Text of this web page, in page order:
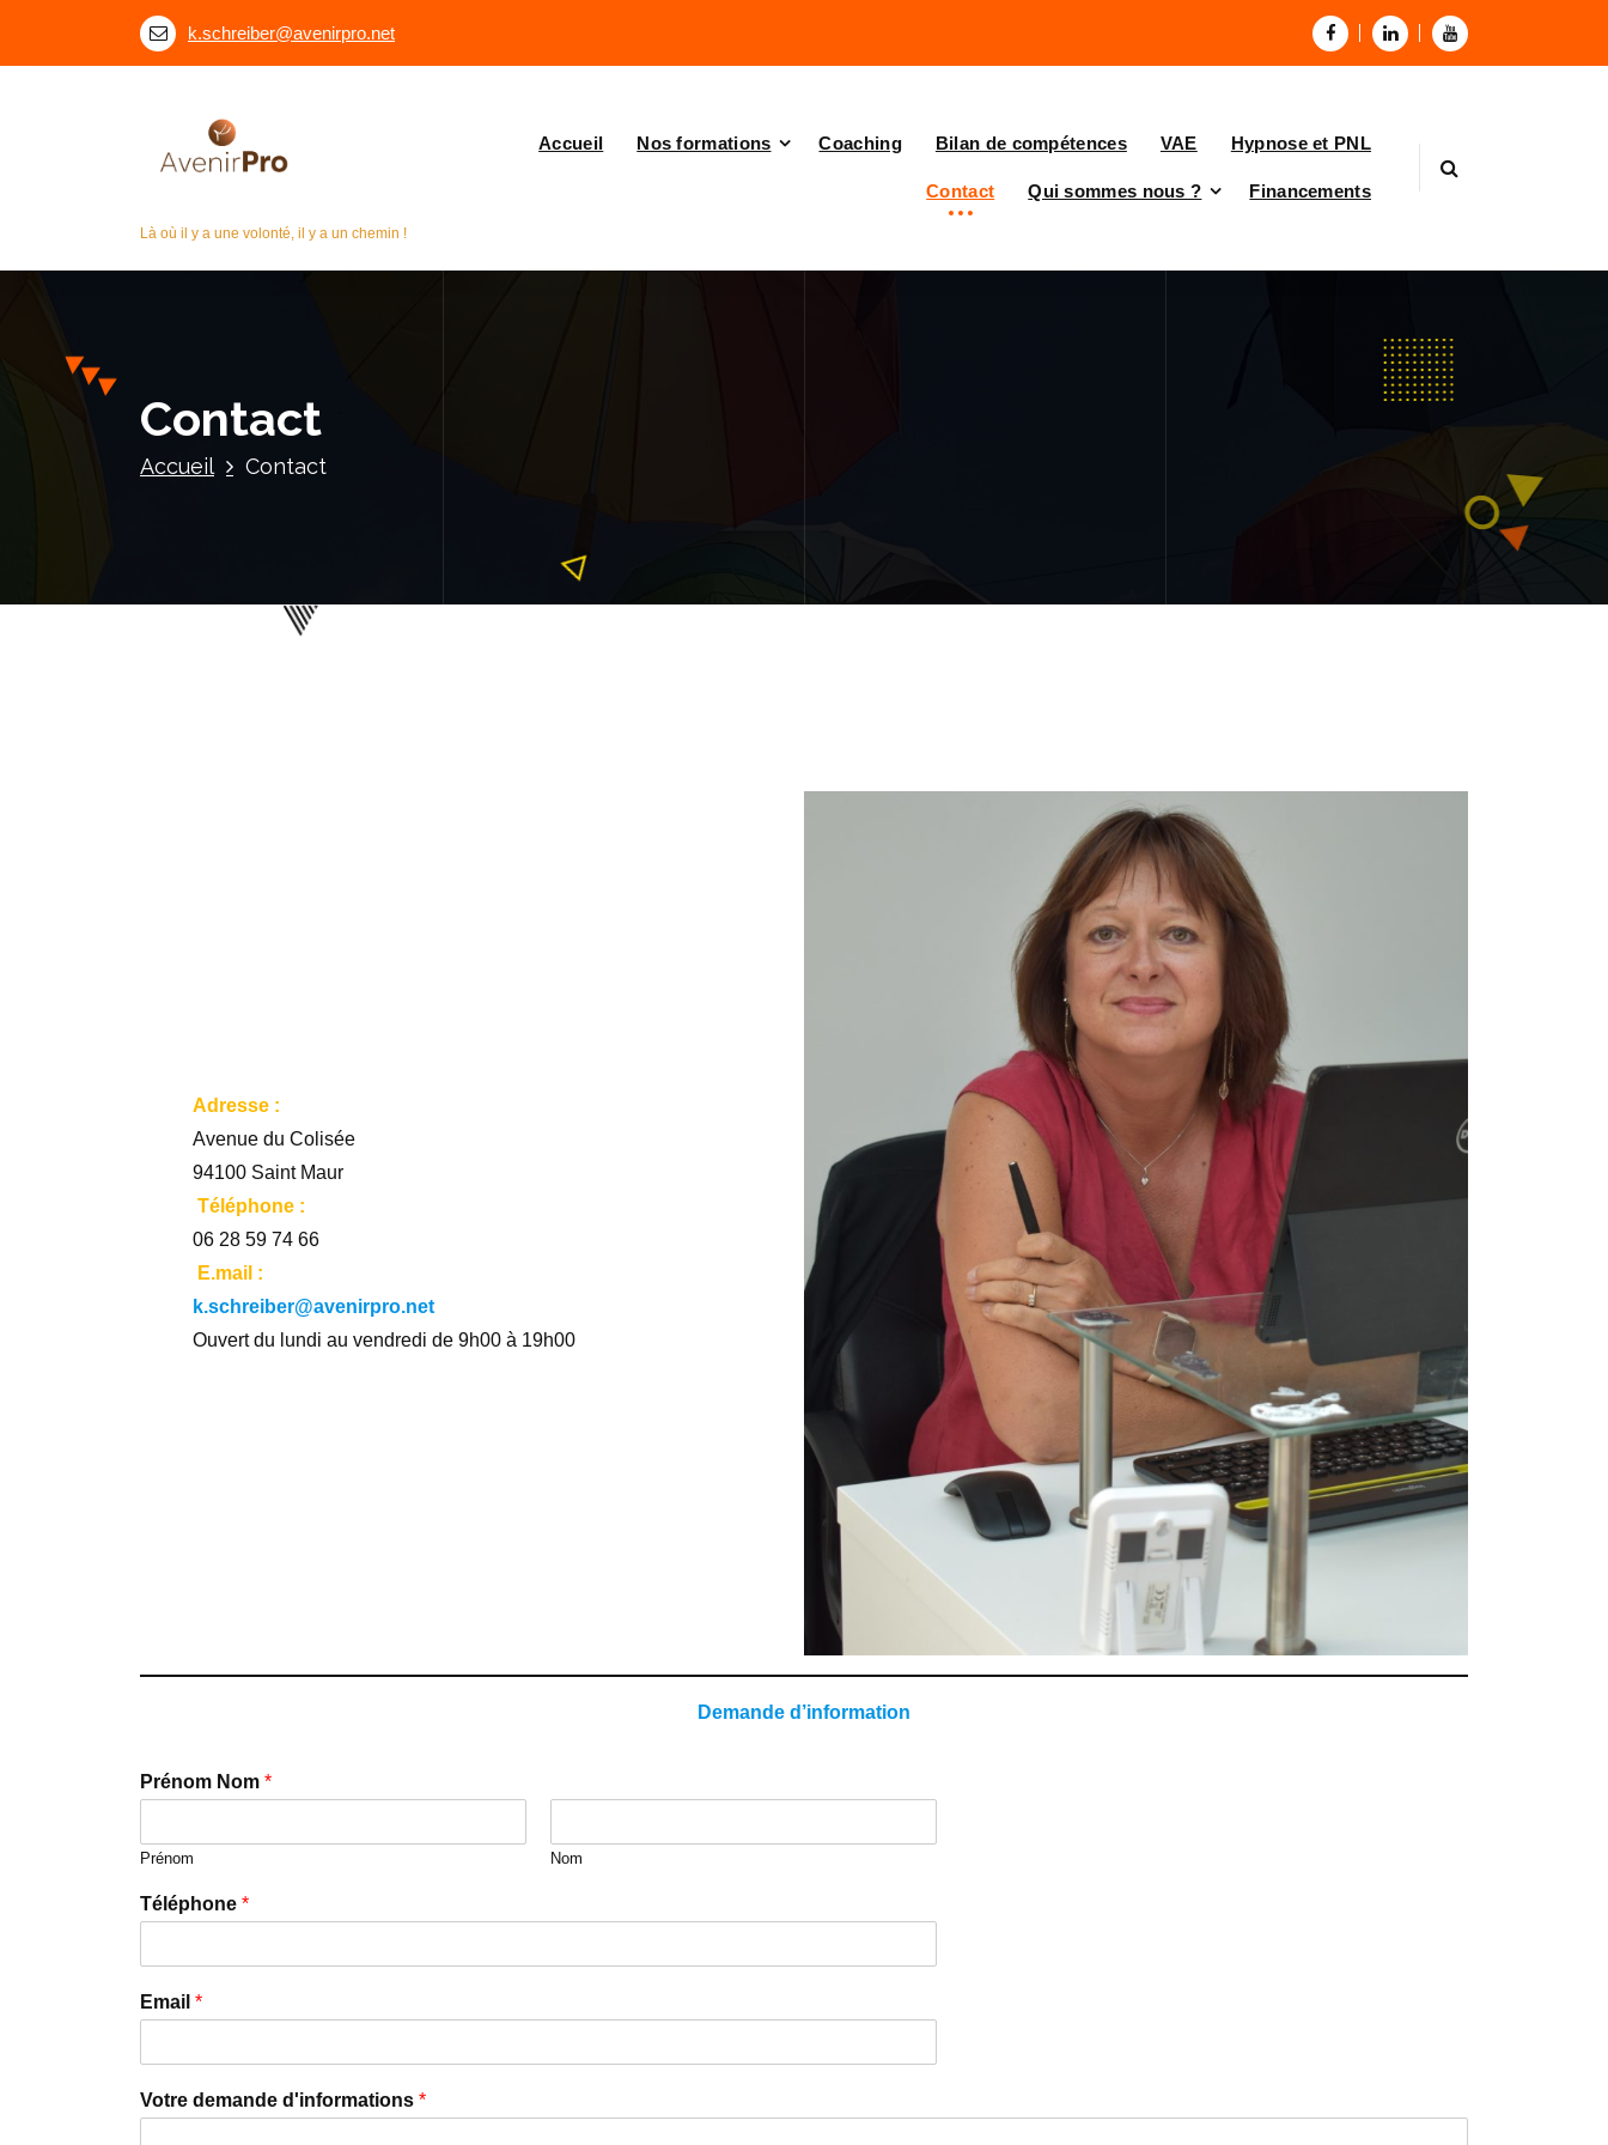
l
n
k.schreiber@avenirpro.net
Là où il y a une volonté, il y a un chemin !
Accueil Nos formations Coaching Bilan de compétences VAE Hypnose et PNL
Contact Qui sommes nous ? Financements
Contact
Accueil Contact
Adresse :
Avenue du Colisée
94100 Saint Maur
Téléphone :
06 28 59 74 66
E.mail :
k.schreiber@avenirpro.net
Ouvert du lundi au vendredi de 9h00 à 19h00
Demande d’information
Prénom Nom *
Prénom Nom
Téléphone *
Email *
Votre demande d'informations *